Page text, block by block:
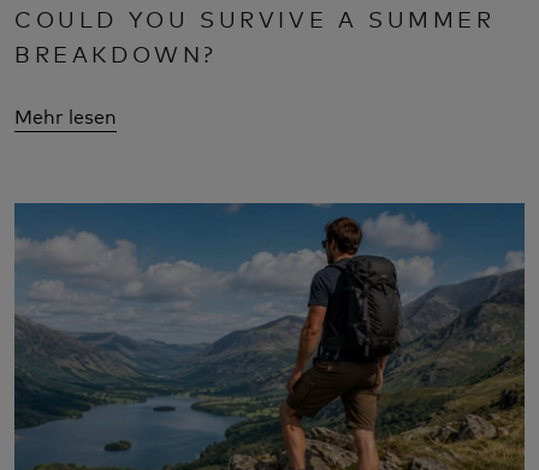
COULD YOU SURVIVE A SUMMER
BREAKDOWN?
Mehr lesen